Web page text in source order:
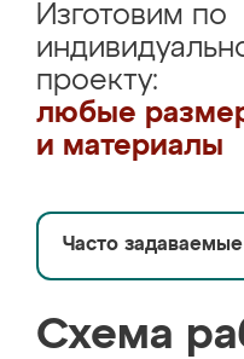
Изготовим по
проекту:
любые
и материалы
Часто
Схема